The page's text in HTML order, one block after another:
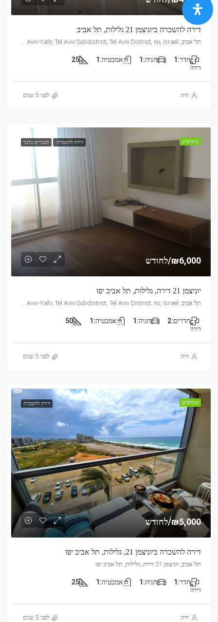
דירה להשכרה ביוניצמן 21 גלילות, תל אביב
תל אביב, Mandarin, 21, Yunitsman, Tel Aviv, Glilot, Tel Aviv-Yafo, Tel Aviv Subdistrict, Tel Aviv District, no, Israel
חדר: 1 חניה: 1 אמבטיה: 1
25
דירה
חיה לפני 5 שנים
מומלצים דירה להשכרה למגורים בלבד
₪6,000/לחודש
יוניצמן 21 דירה, גלילות, תל אביב יפו
תל אביב, Mandarin, 21, Yunitsman, Tel Aviv, Glilot, Tel Aviv-Yafo, Tel Aviv Subdistrict, Tel Aviv District, no, Israel
חדרים:2 חניה: 1 אמבטיה: 1
50
דירה
חיה לפני 5 שנים
מומלצים דירה להשכרה
₪5,000/לחודש
דירה להשכרה ביוניצמן 21, גלילות, תל אביב יפו
תל אביב, יוניצמן 21 דירה, גלילות, תל אביב יפו
חדר: 1 חניה: 1 אמבטיה: 1
25
דירה
חיה לפני 5 שנים